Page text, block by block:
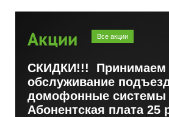
Акции Все акции
СКИДКИ!!! Принимаем
обслуживание
домофонные
Абонентская плата 25